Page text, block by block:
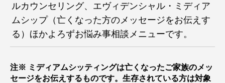
ルカウンセリング、エヴィデンシャル・ミディア
ムシップ（亡くなった方のメッセージをお伝えす
る）ほかよろずお悩み事相談メニューです。
注※ ミディアムシッティングは亡くなったご家族のメッ
セージをお伝えするものです。生存されている方は対象